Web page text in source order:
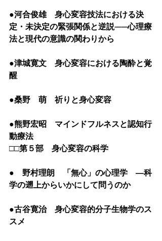
●河合俊雄　身心変容技法における決
定・未決定の緊張関係と逆説——心理療
法と現代の意識の関わりから
●津城寛文　身心変容における陶酔と覚
醒
●桑野　萌　祈りと身心変容
●熊野宏昭　マインドフルネスと認知行
動療法
□□第５部　身心変容の科学
●　野村理朗　「無心」の心理学　―科
学の遡上からいかにして問うのか
●古谷寛治　身心変容的分子生物学のス
スメ